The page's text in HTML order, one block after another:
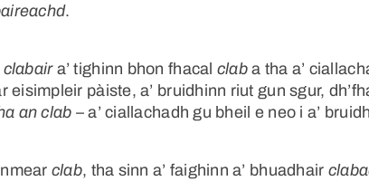
.
clabaira’ tighinn bhon fhacal claba tha a’
eisimpleir pàiste, a’ bruidhinn riut gun sgur,
an clab – a’ ciallachadh gu bheil e neo i a’
clab, tha sinn a’ faighinn a’ bhuadhair